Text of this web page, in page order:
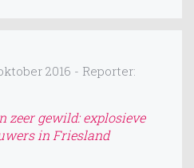
2016 - Reporter:
zeer gewild: explosieve
in Friesland